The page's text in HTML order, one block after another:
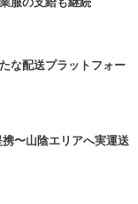
な配送プラットフォー
〜山陰エリアへ実運送